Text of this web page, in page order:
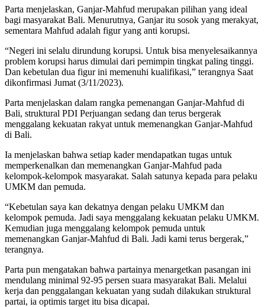
Parta menjelaskan, Ganjar-Mahfud merupakan pilihan yang ideal
bagi masyarakat Bali. Menurutnya, Ganjar itu sosok yang merakyat,
sementara Mahfud adalah figur yang anti korupsi.
“Negeri ini selalu dirundung korupsi. Untuk bisa menyelesaikannya
problem korupsi harus dimulai dari pemimpin tingkat paling tinggi.
Dan kebetulan dua figur ini memenuhi kualifikasi,” terangnya Saat
dikonfirmasi Jumat (3/11/2023).
Parta menjelaskan dalam rangka pemenangan Ganjar-Mahfud di
Bali, struktural PDI Perjuangan sedang dan terus bergerak
menggalang kekuatan rakyat untuk memenangkan Ganjar-Mahfud
di Bali.
Ia menjelaskan bahwa setiap kader mendapatkan tugas untuk
memperkenalkan dan memenangkan Ganjar-Mahfud pada
kelompok-kelompok masyarakat. Salah satunya kepada para pelaku
UMKM dan pemuda.
“Kebetulan saya kan dekatnya dengan pelaku UMKM dan
kelompok pemuda. Jadi saya menggalang kekuatan pelaku UMKM.
Kemudian juga menggalang kelompok pemuda untuk
memenangkan Ganjar-Mahfud di Bali. Jadi kami terus bergerak,”
terangnya.
Parta pun mengatakan bahwa partainya menargetkan pasangan ini
mendulang minimal 92-95 persen suara masyarakat Bali. Melalui
kerja dan penggalangan kekuatan yang sudah dilakukan struktural
partai, ia optimis target itu bisa dicapai.